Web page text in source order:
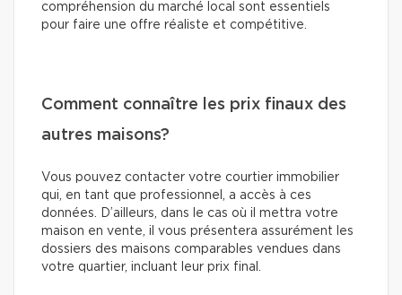
compréhension du marché local sont essentiels
pour faire une offre réaliste et compétitive.
Comment connaître les prix finaux des
autres maisons?
Vous pouvez contacter votre courtier immobilier
qui, en tant que professionnel, a accès à ces
données. D’ailleurs, dans le cas où il mettra votre
maison en vente, il vous présentera assurément les
dossiers des maisons comparables vendues dans
votre quartier, incluant leur prix final.